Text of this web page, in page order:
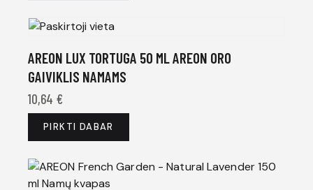
AREON LUX TORTUGA 50 ML AREON ORO
GAIVIKLIS NAMAMS
10,64 €
PIRKTI DABAR